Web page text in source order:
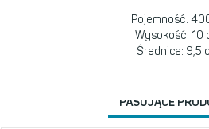
Pojemność:
Wysokość: 10
Średnica: 9,5
PASUJĄCE